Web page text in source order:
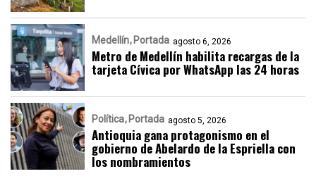
Medellín Portada agosto 6, 2026
Metro de Medellín habilita recargas de la
tarjeta Cívica por WhatsApp las 24 horas
Política Portada agosto 5, 2026
Antioquia gana protagonismo en el
gobierno de Abelardo de la Espriella con
los nombramientos